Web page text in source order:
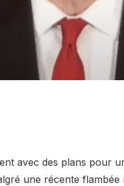
avec des plans pour
une récente flambée